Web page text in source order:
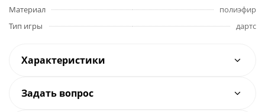
Материал
полиэфир
Тип игры
дартс
Характеристики
Задать вопрос